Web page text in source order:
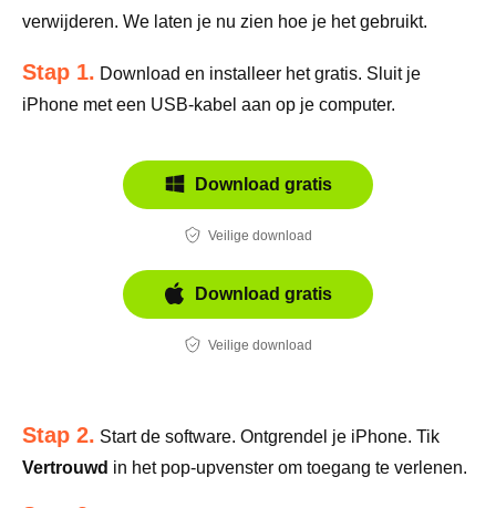
verwijderen. We laten je nu zien hoe je het gebruikt.
Stap 1. Download en installeer het gratis. Sluit je
iPhone met een USB-kabel aan op je computer.
Download gratis
Veilige download
Download gratis
Veilige download
Stap 2. Start de software. Ontgrendel je iPhone. Tik
Vertrouwd in het pop-upvenster om toegang te verlenen.